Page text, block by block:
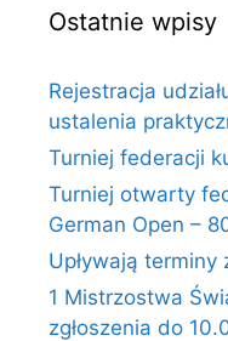
Ostatnie wpisy
Rejestracja
ustalenia
Turniej federacji
Turniej otwarty
German Open –
Upływają
1 Mistrzostwa
zgłoszenia do